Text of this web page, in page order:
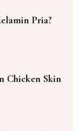
Pria?
Chicken Skin